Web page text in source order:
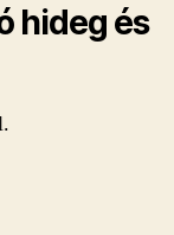
hideg és